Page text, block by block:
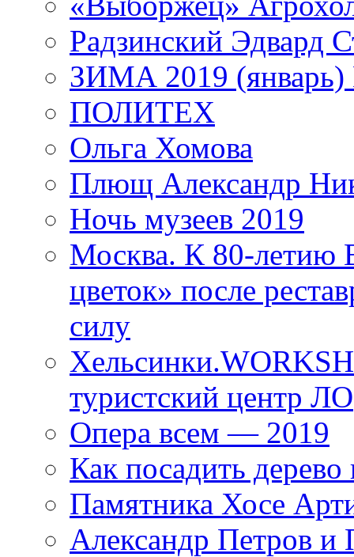
Радзинский Эдвард
ЗИМА 2019 (январь)
ПОЛИТЕХ
Ольга Хомова
Плющ Александр
Ночь музеев 2019
Москва. К 80-
цветок» после
силу
туристский центр ЛО
Опера всем — 2019
Как посадить дерево
Памятника Хосе
Александр Петров и